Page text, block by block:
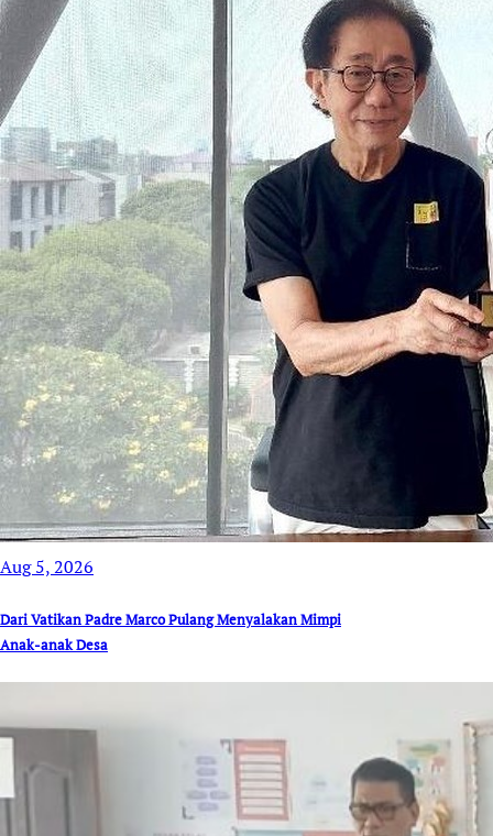
Aug 5, 2026
Dari Vatikan Padre Marco Pulang Menyalakan Mimpi
Anak-anak Desa